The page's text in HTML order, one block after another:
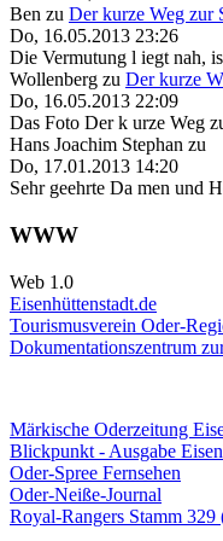
Ben zu Der kurze Weg zur
Do, 16.05.2013 23:26
Die Vermutung l iegt nah,
Wollenberg zu Der kurze
Do, 16.05.2013 22:09
Das Foto Der k urze Weg
Hans Joachim Stephan zu
Do, 17.01.2013 14:20
Sehr geehrte Da men und
WWW
Web 1.0
Eisenhüttenstadt.de
Tourismusverein Oder-
Dokumentationszentrum
Märkische Oderzeitung
Blickpunkt - Ausgabe
Oder-Spree Fernsehen
Oder-Neiße-Journal
Royal-Rangers Stamm 329